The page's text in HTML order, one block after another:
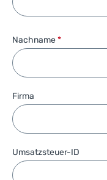
Nachname*
Firma
Umsatzsteuer-ID